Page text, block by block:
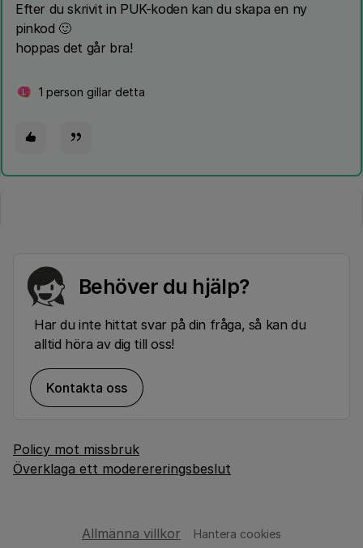
Efter du skrivit in PUK-koden kan du skapa en ny
pinkod 🙂
hoppas det går bra!
1 person gillar detta
Behöver du hjälp?
Har du inte hittat svar på din fråga, så kan du
alltid höra av dig till oss!
Kontakta oss
Policy mot missbruk
Överklaga ett moderereringsbeslut
Allmänna villkor Hantera cookies